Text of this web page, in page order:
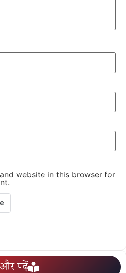
website in this browser for
और पढ़ें